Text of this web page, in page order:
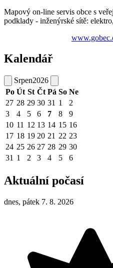
Mapový on-line servis obce s
podklady - inženýrské sítě:
Kalendář
Srpen2026
Po Út St Čt Pá So Ne
27 28 29 30 31 1
2
3
4 5 6 7 8
9
10 11 12 13 14 15 16
17 18 19 20 21 22 23
24 25 26 27 28 29 30
31 1 2 3 4 5 6
Aktuální počasí
dnes, pátek 7. 8. 2026